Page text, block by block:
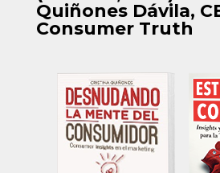
Quiñones Dávila,
Consumer Truth